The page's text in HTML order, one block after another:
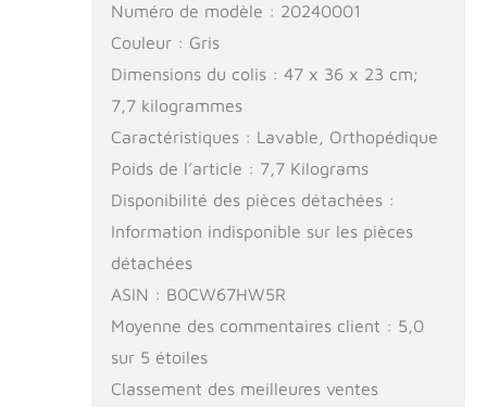
Numéro de modèle : 20240001
Couleur : Gris
Dimensions du colis : 47 x 36 x 23 cm;
7,7 kilogrammes
Caractéristiques : Lavable, Orthopédique
Poids de l’article : 7,7 Kilograms
Disponibilité des pièces détachées :
Information indisponible sur les pièces
détachées
ASIN : B0CW67HW5R
Moyenne des commentaires client : 5,0
sur 5 étoiles
Classement des meilleures ventes